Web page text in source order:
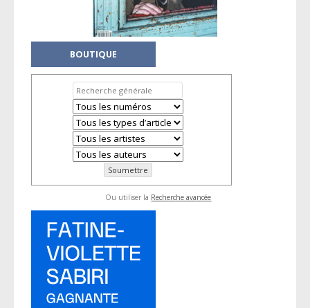
BOUTIQUE
Ou utiliser la Recherche avancée